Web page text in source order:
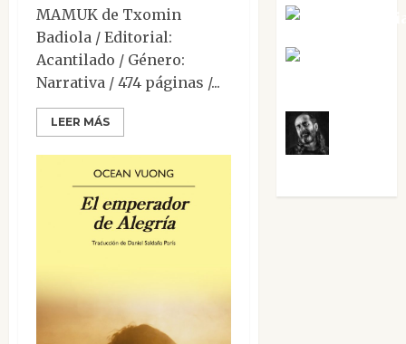
MAMUK de Txomin
Badiola / Editorial:
Acantilado / Género:
Narrativa / 474 páginas /...
LEER MÁS